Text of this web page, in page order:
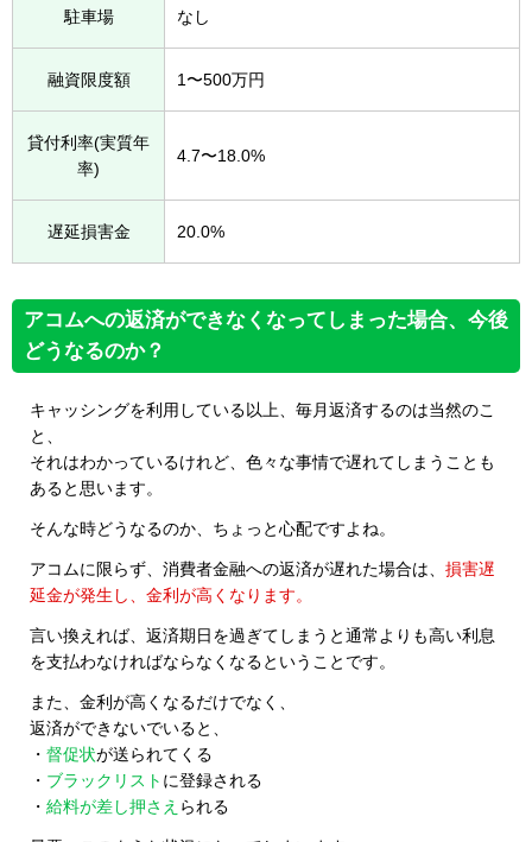
駐車場 なし
融資限度額 1〜500万円
貸付利率(実質年
率)
4.7〜18.0%
遅延損害金 20.0%
アコムへの返済ができなくなってしまった場合、今後
どうなるのか？
キャッシングを利用している以上、毎月返済するのは当然のこ
と、
それはわかっているけれど、色々な事情で遅れてしまうことも
あると思います。
そんな時どうなるのか、ちょっと心配ですよね。
アコムに限らず、消費者金融への返済が遅れた場合は、 損害遅
延金が発生し、金利が高くなります。
言い換えれば、返済期日を過ぎてしまうと通常よりも高い利息
を支払わなければならなくなるということです。
また、金利が高くなるだけでなく、
返済ができないでいると、
・ 督促状が送られてくる
・ ブラックリスト に登録される
・ 給料が差し押さえ られる